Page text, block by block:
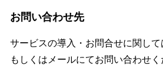
お問い合わせ先
サービスの導入・お問合せに関して
もしくはメールにてお問い合わせく